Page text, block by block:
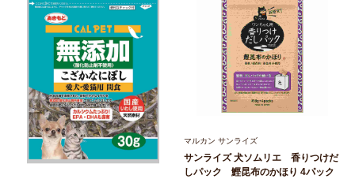
マルカン サンライズ
サンライズ 犬ソムリエ 香りつけだ
しパック 鰹昆布のかほり 4パック